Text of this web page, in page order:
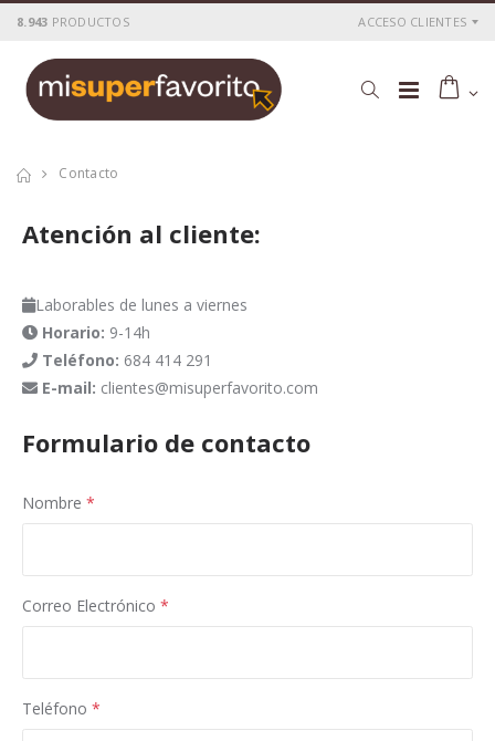
8.943 PRODUCTOS ACCESO CLIENTES
Contacto
Atención al cliente:
Laborables de lunes a viernes
Horario: 9-14h
Teléfono: 684 414 291
E-mail: clientes@misuperfavorito.com
Formulario de contacto
Nombre *
Correo Electrónico *
Teléfono *